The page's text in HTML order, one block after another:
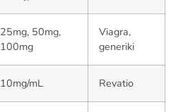
25mg, 50mg,
100mg
Viagra,
generiki
10mg/mL Revatio